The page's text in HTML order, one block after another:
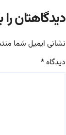
دیدگاهتان را
نشانی ایمیل شما
دیدگاه*